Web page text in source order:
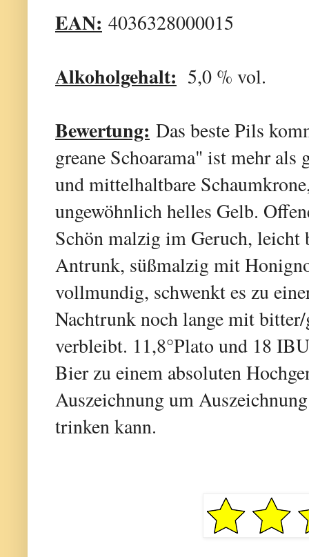
EAN: 4036328000015
Alkoholgehalt: 5,0 % vol.
Bewertung: Das beste Pils
greane Schoarama" ist mehr
und mittelhaltbare
ungewöhnlich helles Gelb.
Schön malzig im Geruch,
Antrunk, süßmalzig mit
vollmundig, schwenkt es zu
Nachtrunk noch lange mit
verbleibt. 11,8°Plato und 18
Bier zu einem absoluten
Auszeichnung um
trinken kann.